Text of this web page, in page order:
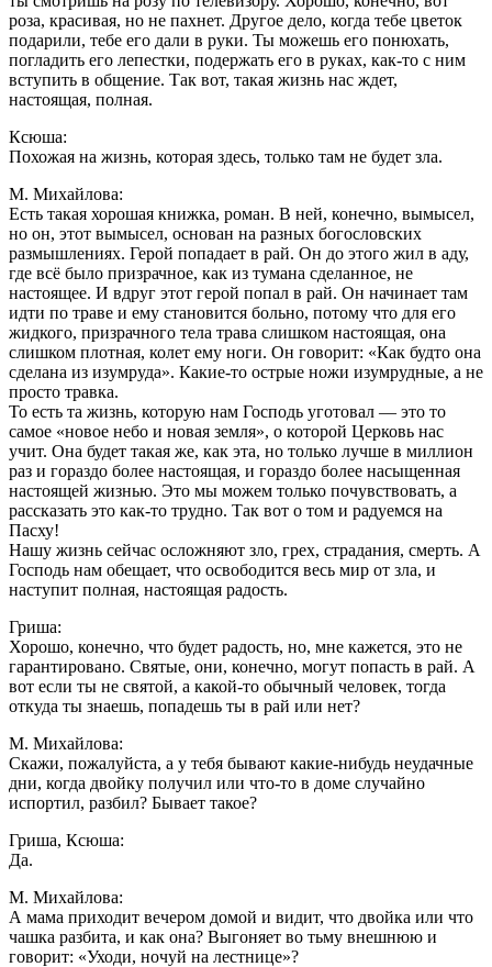
роза, красивая, но не пахнет. Другое дело, когда тебе цветок
подарили, тебе его дали в руки. Ты можешь его понюхать,
погладить его лепестки, подержать его в руках, как-то с ним
вступить в общение. Так вот, такая жизнь нас ждет,
настоящая, полная.
Ксюша:
Похожая на жизнь, которая здесь, только там не будет зла.
М. Михайлова:
Есть такая хорошая книжка, роман. В ней, конечно, вымысел,
но он, этот вымысел, основан на разных богословских
размышлениях. Герой попадает в рай. Он до этого жил в аду,
где всё было призрачное, как из тумана сделанное, не
настоящее. И вдруг этот герой попал в рай. Он начинает там
идти по траве и ему становится больно, потому что для его
жидкого, призрачного тела трава слишком настоящая, она
слишком плотная, колет ему ноги. Он говорит: «Как будто она
сделана из изумруда». Какие-то острые ножи изумрудные, а не
просто травка.
То есть та жизнь, которую нам Господь уготовал — это то
самое «новое небо и новая земля», о которой Церковь нас
учит. Она будет такая же, как эта, но только лучше в миллион
раз и гораздо более настоящая, и гораздо более насыщенная
настоящей жизнью. Это мы можем только почувствовать, а
рассказать это как-то трудно. Так вот о том и радуемся на
Пасху!
Нашу жизнь сейчас осложняют зло, грех, страдания, смерть. А
Господь нам обещает, что освободится весь мир от зла, и
наступит полная, настоящая радость.
Гриша:
Хорошо, конечно, что будет радость, но, мне кажется, это не
гарантировано. Святые, они, конечно, могут попасть в рай. А
вот если ты не святой, а какой-то обычный человек, тогда
откуда ты знаешь, попадешь ты в рай или нет?
М. Михайлова:
Скажи, пожалуйста, а у тебя бывают какие-нибудь неудачные
дни, когда двойку получил или что-то в доме случайно
испортил, разбил? Бывает такое?
Гриша, Ксюша:
Да.
М. Михайлова:
А мама приходит вечером домой и видит, что двойка или что
чашка разбита, и как она? Выгоняет во тьму внешнюю и
говорит: «Уходи, ночуй на лестнице»?